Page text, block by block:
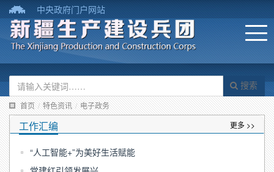
中央政府门户网站
搜索
首页 / 特色资讯 / 电子政务
工作汇编 更多 >>
“人工智能+”为美好生活赋能